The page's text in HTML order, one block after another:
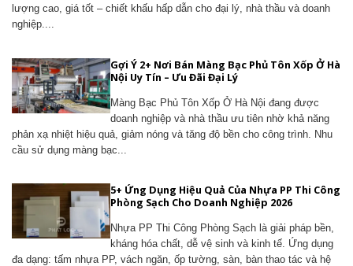
lượng cao, giá tốt – chiết khấu hấp dẫn cho đại lý, nhà thầu và doanh
nghiệp....
Gợi Ý 2+ Nơi Bán Màng Bạc Phủ Tôn Xốp Ở Hà
Nội Uy Tín – Ưu Đãi Đại Lý
Màng Bạc Phủ Tôn Xốp Ở Hà Nội đang được
doanh nghiệp và nhà thầu ưu tiên nhờ khả năng
phản xạ nhiệt hiệu quả, giảm nóng và tăng độ bền cho công trình. Nhu
cầu sử dụng màng bạc...
5+ Ứng Dụng Hiệu Quả Của Nhựa PP Thi Công
Phòng Sạch Cho Doanh Nghiệp 2026
Nhựa PP Thi Công Phòng Sạch là giải pháp bền,
kháng hóa chất, dễ vệ sinh và kinh tế. Ứng dụng
đa dạng: tấm nhựa PP, vách ngăn, ốp tường, sàn, bàn thao tác và hệ